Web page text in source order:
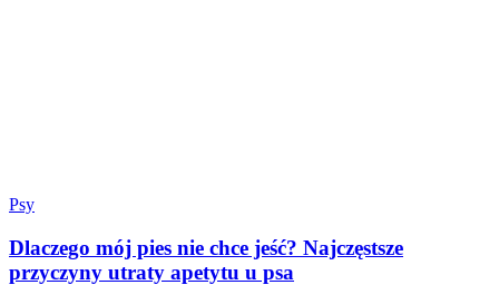
Psy
Dlaczego mój pies nie chce jeść? Najczęstsze
przyczyny utraty apetytu u psa